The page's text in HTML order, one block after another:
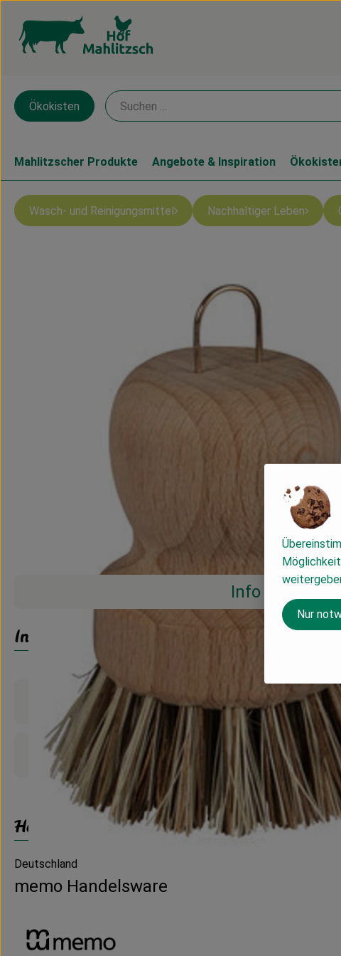
Ökokisten
Mahlitzscher Produkte Angebote & Inspiration
Wasch- und Reinigungsmittel Nachhaltiger Leben
Info
Info
Produktinformationen
Produktdatenblatt
Herkunft
Deutschland
memo Handelsware
Nur